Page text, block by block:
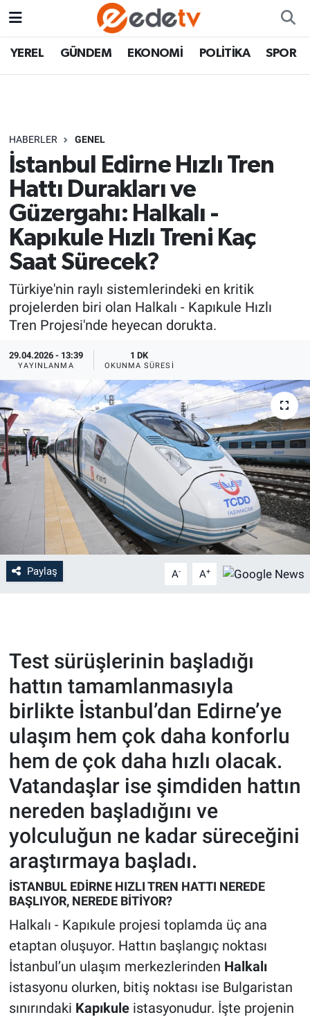
YEREL GÜNDEM EKONOMİ POLİTİKA SPOR
HABERLER GENEL
İstanbul Edirne Hızlı Tren
Hattı Durakları ve
Güzergahı: Halkalı -
Kapıkule Hızlı Treni Kaç
Saat Sürecek?
Türkiye'nin raylı sistemlerindeki en kritik
projelerden biri olan Halkalı - Kapıkule Hızlı
Tren Projesi'nde heyecan dorukta.
29.04.2026 - 13:39
YAYINLANMA
1 DK
OKUNMA SÜRESI
Paylaş A- A+
Test sürüşlerinin başladığı
hattın tamamlanmasıyla
birlikte İstanbul’dan Edirne’ye
ulaşım hem çok daha konforlu
hem de çok daha hızlı olacak.
Vatandaşlar ise şimdiden hattın
nereden başladığını ve
yolculuğun ne kadar süreceğini
araştırmaya başladı.
İSTANBUL EDİRNE HIZLI TREN HATTI NEREDE
BAŞLIYOR, NEREDE BİTİYOR?
Halkalı - Kapıkule projesi toplamda üç ana
etaptan oluşuyor. Hattın başlangıç noktası
İstanbul’un ulaşım merkezlerinden Halkalı
istasyonu olurken, bitiş noktası ise Bulgaristan
sınırındaki Kapıkuleistasyonudur. İşte projenin